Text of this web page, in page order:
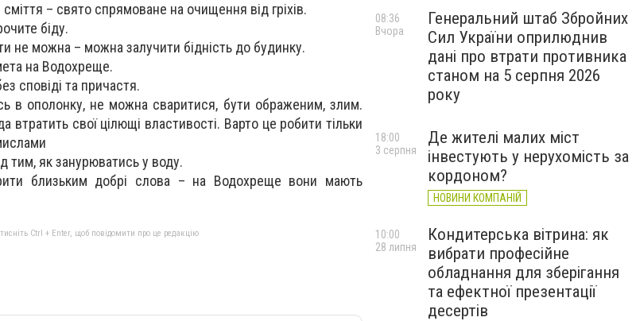
– свято спрямоване на очищення від гріхів.
біду.
не можна – можна залучити бідність до будинку.
на Водохреще.
сповіді та причастя.
в ополонку, не можна сваритися, бути ображеним, злим.
втратить свої цілющі властивості. Варто це робити тільки
тим, як занурюватись у воду.
близьким добрі слова – на Водохреще вони мають
Ctrl + Enter, щоб повідомити про це редакцію
Генеральний штаб Збройних
Сил України оприлюднив
дані про втрати противника
станом на 5 серпня 2026
року
08:36
Вчора
Де жителі малих міст
інвестують у нерухомість за
кордоном?
НОВИНИ КОМПАНІЙ
18:00
3 серпня
Кондитерська вітрина: як
вибрати професійне
обладнання для зберігання
та ефектної презентації
десертів
10:00
28 липня